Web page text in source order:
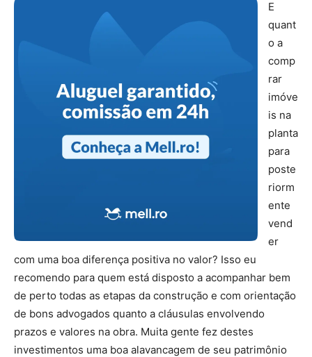
E
quant
o a
comp
rar
imóve
is na
planta
para
poste
riorm
ente
vend
er
com uma boa diferença positiva no valor? Isso eu
recomendo para quem está disposto a acompanhar bem
de perto todas as etapas da construção e com orientação
de bons advogados quanto a cláusulas envolvendo
prazos e valores na obra. Muita gente fez destes
investimentos uma boa alavancagem de seu patrimônio